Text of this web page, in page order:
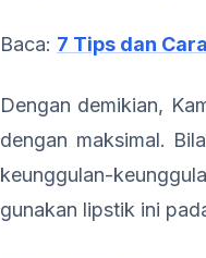
Baca: 7 Tips dan
Dengan demikian,
dengan maksimal.
keunggulan-
gunakan lipstik ini